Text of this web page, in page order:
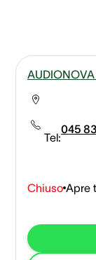
AUDIONOVA
Tel:
045
Chiuso Apre